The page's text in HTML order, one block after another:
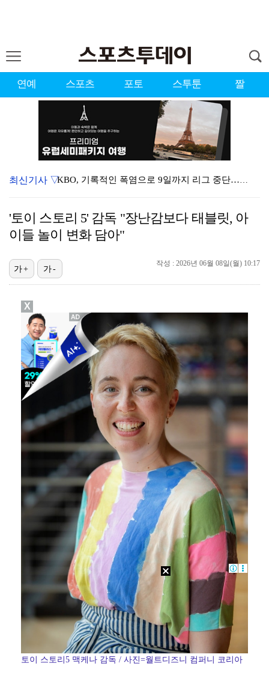
연예 스포츠 포토 스투툰 짤
KBO, 기록적인 폭염으로 9일까지 리그 중단…내달 6…
대한축구협회, 외국인 심판 7차례 성접대 의혹…이 기간…
3승 사냥 시동 건 서교림 "샷·퍼트 만족스러워…좋은 …
폭로자 "황정민, 본인 말에 책임져야…내가 사생활에 초…
박문성 "축구협회 성접대 의혹? 사실이면 국제 망신…사…
'주장 완장' 김민재, 한국 떠나기 전 뮌헨 동료들에게…
"우산으로 때려"vs"그런 적 없다"…23기 부부 엇갈…
최신기사 ▽
'토이 스토리 5' 감독 "장난감보다 태블릿, 아
이들 놀이 변화 담아"
작성 : 2026년 06월 08일(월) 10:17
가+ 가-
토이 스토리5 맥케나 감독 / 사진=월트디즈니 컴퍼니 코리아
X